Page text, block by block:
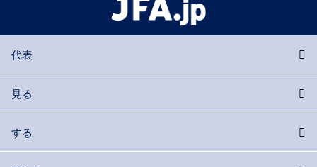
代表
見る
する